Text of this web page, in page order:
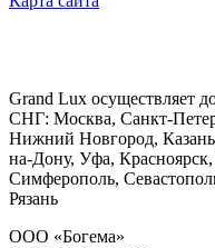
Grand Lux осуществляет
СНГ: Москва, Санкт-
Нижний Новгород,
на-Дону, Уфа,
Симферополь,
Рязань
ООО «Богема»